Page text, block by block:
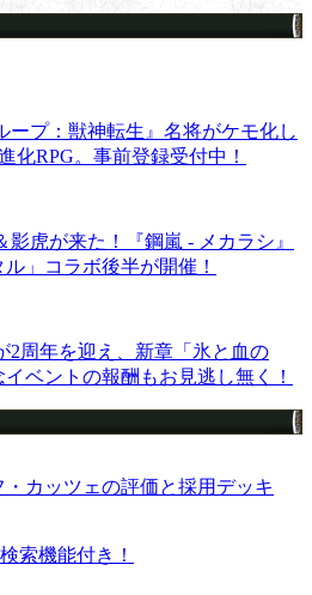
ープ：獣神転生』名将がケモ化し
化RPG。事前登録受付中！
影虎が来た！『鋼嵐 - メカラシ』
」コラボ後半が開催！
2周年を迎え、新章「氷と血の
ベントの報酬もお見逃し無く！
カッツェの評価と採用デッキ
索機能付き！